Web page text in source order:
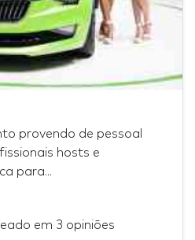
provendo de pessoal
hosts e
para...
em 3 opiniões